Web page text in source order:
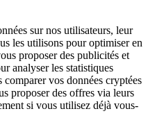
sur nos utilisateurs, leur
les utilisons pour optimiser en
proposer des publicités et
analyser les statistiques
vos données cryptées
proposer des offres via leurs
si vous utilisez déjà vous-